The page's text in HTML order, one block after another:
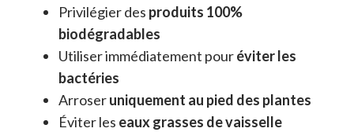
Privilégier des produits 100%
biodégradables
Utiliser immédiatement pouréviter les
bactéries
Arroseruniquement au pied des plantes
Éviter les eaux grasses de vaisselle